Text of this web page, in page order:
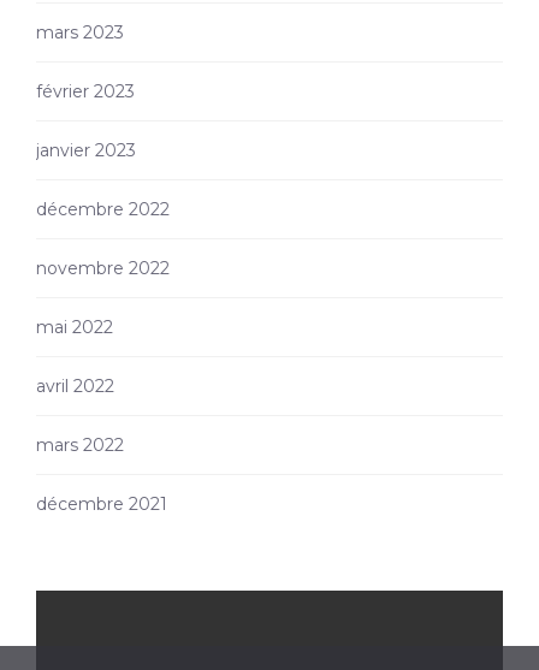
mars 2023
février 2023
janvier 2023
décembre 2022
novembre 2022
mai 2022
avril 2022
mars 2022
décembre 2021